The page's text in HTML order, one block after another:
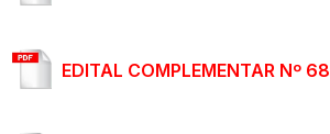
EDITAL COMPLEMENTAR Nº 68